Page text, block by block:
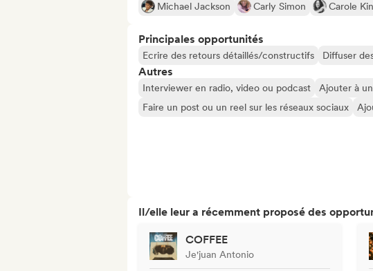
Michael Jackson
Carly Simon Carole
Principales opportunités
Ecrire des retours détaillés/constructifs Diffuser
Autres
Interviewer en radio, video ou podcast
Ajouter à
Faire un post ou un reel sur les réseaux sociaux
Il/elle leur a récemment proposé des
COFFEE
Je'juan Antonio